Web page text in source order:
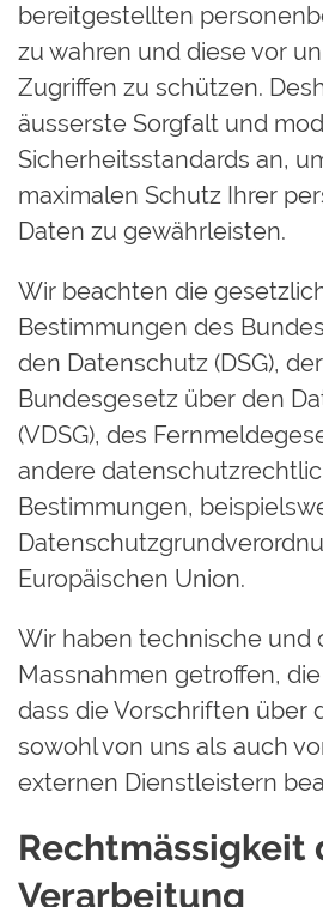
bereitgestellten
zu wahren und diese vor
Zugriffen zu schützen.
äusserste Sorgfalt und
Sicherheitsstandards an,
maximalen Schutz Ihrer
Daten zu gewährleisten.
Wir beachten die
Bestimmungen des
den Datenschutz (DSG),
Bundesgesetz über den
(VDSG), des
andere
Bestimmungen,
Europäischen Union.
Wir haben technische und
Massnahmen getroffen,
dass die Vorschriften über
sowohl von uns als auch
externen Dienstleistern
Rechtmässigkeit
Verarbeitung